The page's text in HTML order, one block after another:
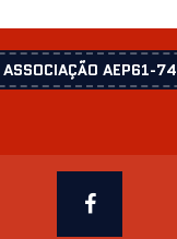
ASSOCIAÇÃO AEP61-74